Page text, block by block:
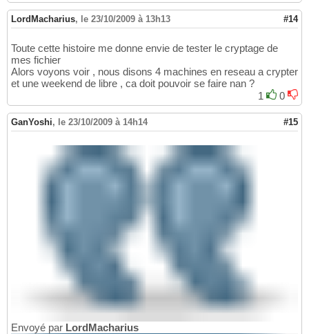
LordMacharius, le 23/10/2009 à 13h13 #14
Toute cette histoire me donne envie de tester le cryptage de
mes fichier
Alors voyons voir , nous disons 4 machines en reseau a crypter
et une weekend de libre , ca doit pouvoir se faire nan ?
1
0
GanYoshi, le 23/10/2009 à 14h14 #15
Envoyé par LordMacharius